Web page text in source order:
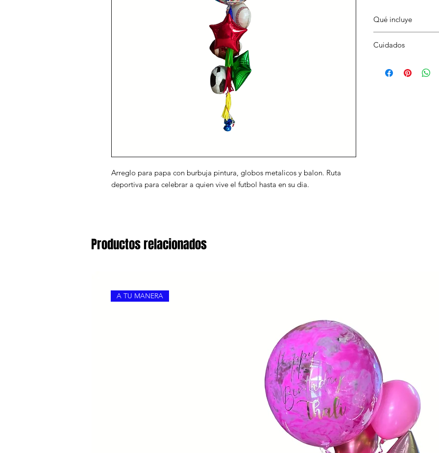
Arreglo para papa con burbuja pintura, globos metalicos y balon. Ruta
deportiva para celebrar a quien vive el futbol hasta en su dia.
Qué incluye
metalicos
Cuidados
Transporta con
Productos relacionados
A TU MANERA